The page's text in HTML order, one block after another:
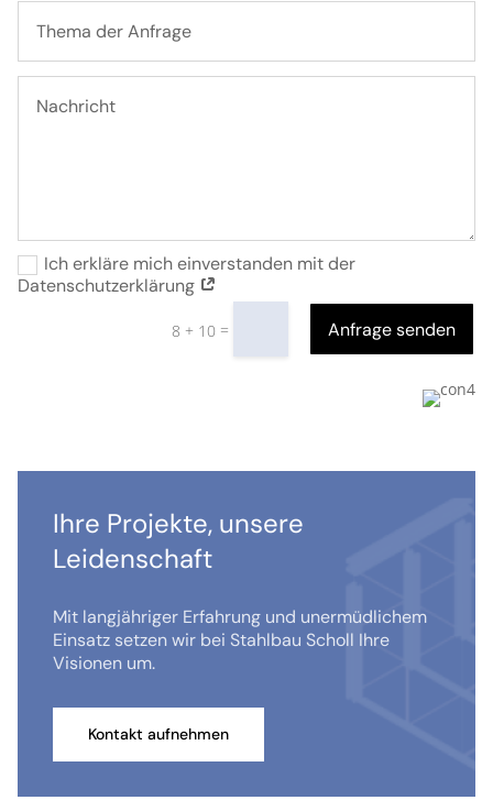
Ich erkläre mich einverstanden mit der
Datenschutzerklärung
8 + 10 = Anfrage senden
Ihre Projekte, unsere
Leidenschaft
Mit langjähriger Erfahrung und unermüdlichem
Einsatz setzen wir bei Stahlbau Scholl Ihre
Visionen um.
Kontakt aufnehmen